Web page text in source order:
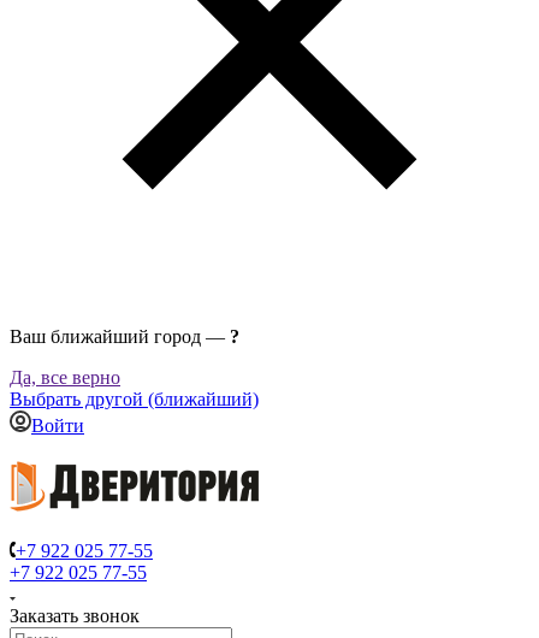
Ваш ближайший город — ?
Да, все верно
Выбрать другой (ближайший)
Войти
+7 922 025 77-55
+7 922 025 77-55
Заказать звонок